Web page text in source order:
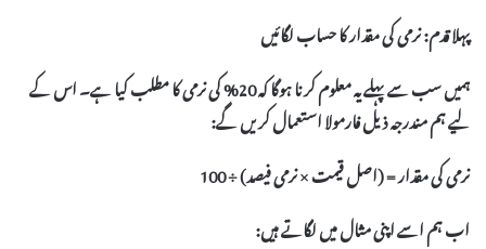
پہلا قدم: نرمی کی مقدار کا حساب لگائیں
ہمیں سب سے پہلے یہ معلوم کرنا ہوگا کہ 20% کی
نرمیکا مطلب کیا ہے۔ اس کے
لیے ہم مندرجہ ذیل فارمولا استعمال کریں گے:
نرمی کی مقدار = (اصل قیمت × نرمی فیصد) ÷ 100
اب ہم اسے اپنی مثال میں لگاتے ہیں: